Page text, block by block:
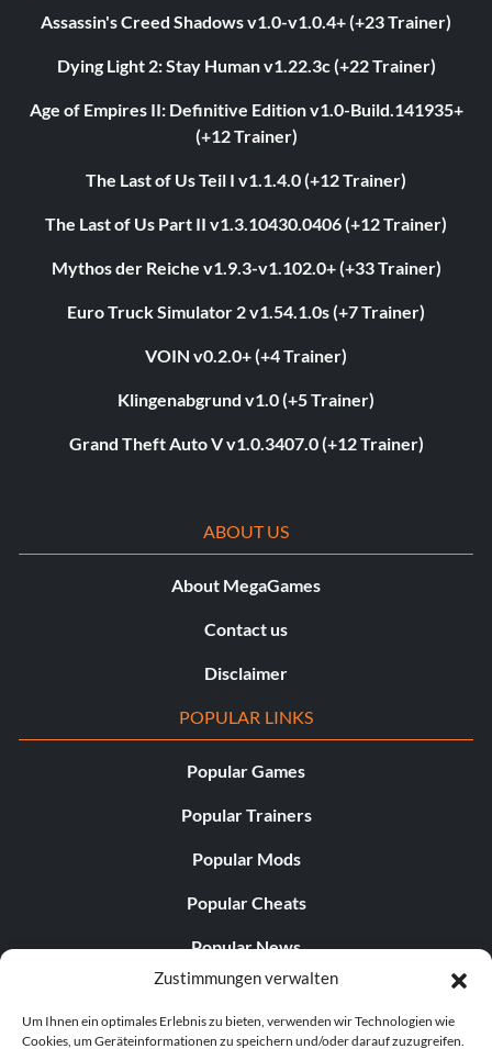
Zustimmungen verwalten
Um Ihnen ein optimales Erlebnis zu bieten, verwenden wir Technologien wie
Cookies, um Geräteinformationen zu speichern und/oder darauf zuzugreifen.
Assassin's Creed Shadows v1.0-v1.0.4+ (+23 Trainer)
Dying Light 2: Stay Human v1.22.3c (+22 Trainer)
Age of Empires II: Definitive Edition v1.0-Build.141935+
(+12 Trainer)
The Last of Us Teil I v1.1.4.0 (+12 Trainer)
The Last of Us Part II v1.3.10430.0406 (+12 Trainer)
Mythos der Reiche v1.9.3-v1.102.0+ (+33 Trainer)
Euro Truck Simulator 2 v1.54.1.0s (+7 Trainer)
VOIN v0.2.0+ (+4 Trainer)
Klingenabgrund v1.0 (+5 Trainer)
Grand Theft Auto V v1.0.3407.0 (+12 Trainer)
ABOUT US
About MegaGames
Contact us
Disclaimer
POPULAR LINKS
Popular Games
Popular Trainers
Popular Mods
Popular Cheats
Popular News
Popular Editorials
Popular Free Games